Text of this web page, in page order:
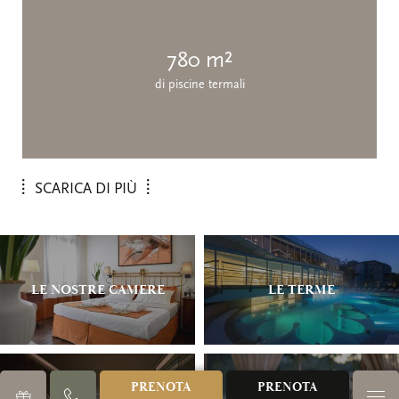
PRENOTA
PRENOTA
780 m²
di piscine termali
SCARICA DI PIÙ
LE NOSTRE CAMERE LE TERME